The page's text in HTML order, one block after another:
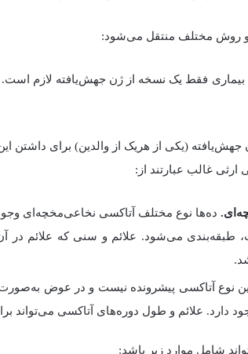
دو روش مختلف منتقل می‌شود:
بیماری فقط یک نسخه از ژن جهش‌یافته لازم است.
جهش‌یافته (یکی از هریک از والدین) برای داشتن
ارثی غالب عبارتند از:
ده‌ها نوع مختلف آتاکسی نخاعی‌مخچه‌ای
طبقه‌بندی می‌شود. علائم و سنی که علائم در
این نوع آتاکسی پیشرونده نیست و در عوض
دارد. علائم و طول دوره‌های آتاکسی می‌تواند
شامل موارد زیر باشد: